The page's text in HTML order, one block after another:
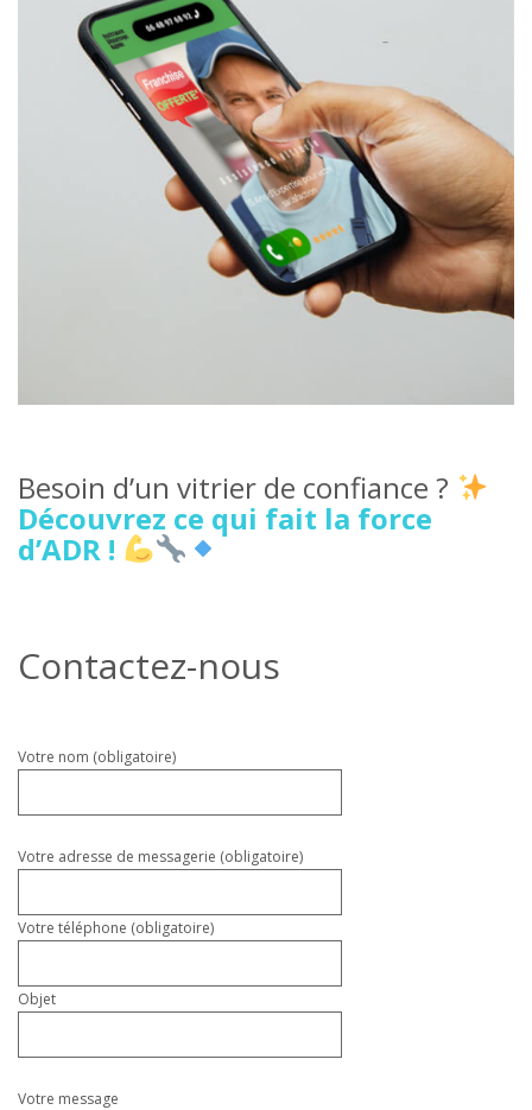
Besoin d’un vitrier de confiance ?
Découvrez ce qui fait la force
d’ADR !
Contactez-nous
Veuillez
vide.
Votre nom (obligatoire)
Votre adresse de messagerie (obligatoire)
Votre téléphone (obligatoire)
Objet
Votre message